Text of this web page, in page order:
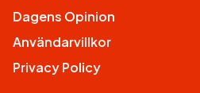
Dagens Opinion
Användarvillkor
Privacy Policy